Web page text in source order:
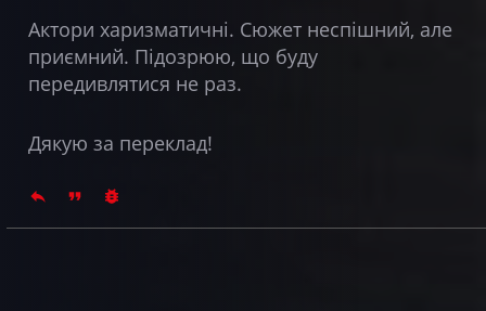
Актори харизматичні. Сюжет неспішний, але
приємний. Підозрюю, що буду
передивлятися не раз.
Дякую за переклад!